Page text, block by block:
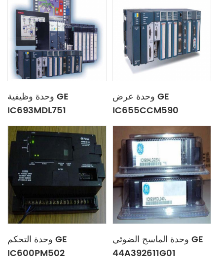
وحدة وظيفية GE
IC693MDL751
وحدة عرض GE
IC655CCM590
وحدة التحكم GE
IC600PM502
وحدة الماسح الضوئي GE
44A392611G01